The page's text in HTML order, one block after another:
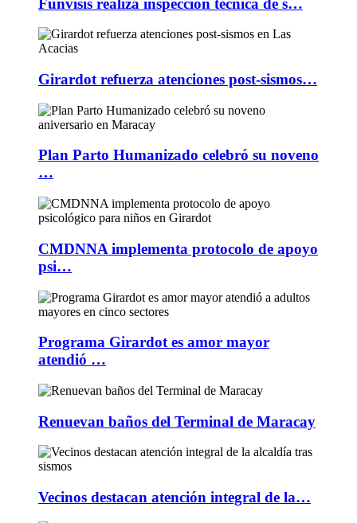
Girardot refuerza atenciones post-sismos…
Plan Parto Humanizado celebró su noveno
…
CMDNNA implementa protocolo de apoyo
psi…
Programa Girardot es amor mayor
atendió …
Renuevan baños del Terminal de Maracay
Vecinos destacan atención integral de la…